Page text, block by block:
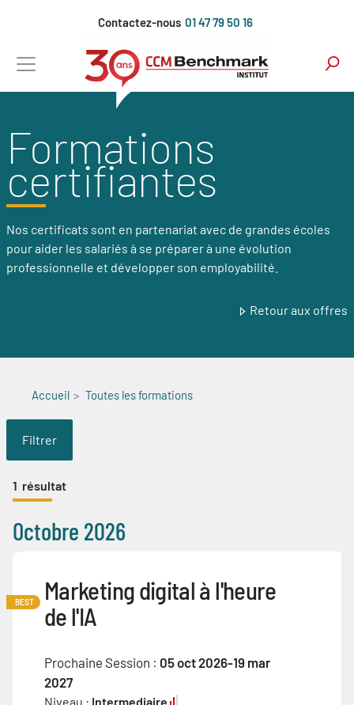
principal
Contactez-nous 01 47 79 50 16
Formations
certifiantes
Nos certificats sont en partenariat avec de grandes écoles
pour aider les salariés à se préparer à une évolution
professionnelle et développer son employabilité.
Retour aux offres
Accueil Toutes les formations
Filtrer
1 résultat
Octobre 2026
BEST
Marketing digital à l'heure
de l'IA
Prochaine Session : 05 oct 2026-19 mar
2027
Niveau : Intermediaire